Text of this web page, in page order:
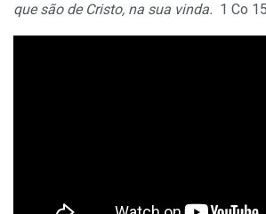
que são de Cristo, na sua vinda. 1 Co